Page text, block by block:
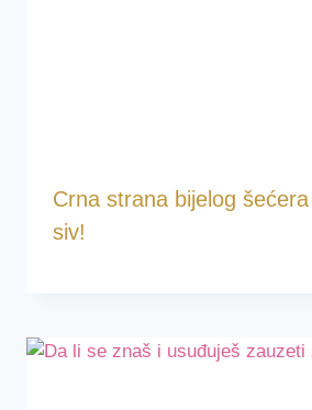
Crna strana bijelog
siv!